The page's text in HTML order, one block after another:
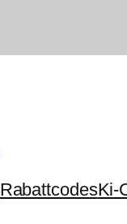
RabattcodesKi-